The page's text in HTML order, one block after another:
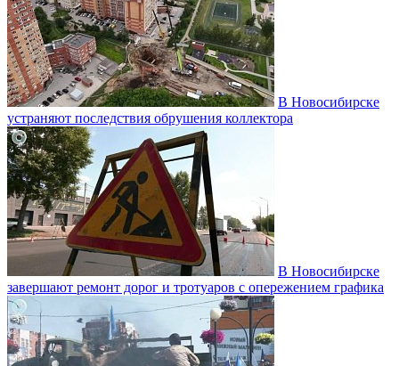
В Новосибирске
устраняют последствия обрушения коллектора
В Новосибирске
завершают ремонт дорог и тротуаров с опережением графика